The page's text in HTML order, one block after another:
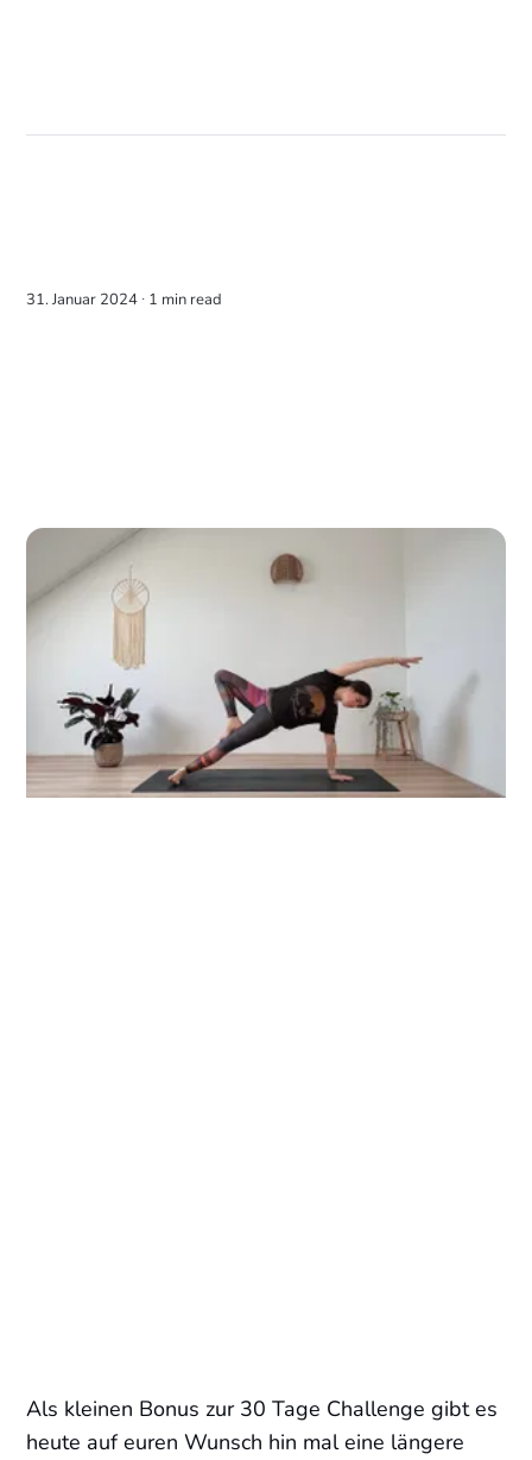
31. Januar 2024 ∙ 1 min read
Als kleinen Bonus zur 30 Tage Challenge gibt es
heute auf euren Wunsch hin mal eine längere